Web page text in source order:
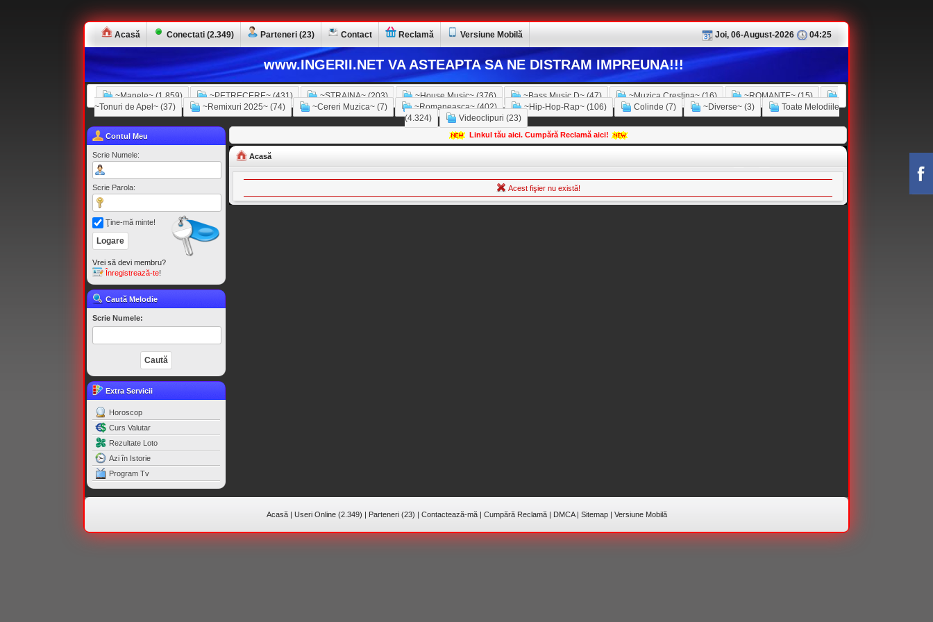
Acasă Conectati (2.349) Parteneri (23) Contact Reclamă Versiune Mobilă Joi, 06-August-2026 04:25
www.INGERII.NET VA ASTEAPTA SA NE DISTRAM IMPREUNA!!!
~Manele~ (1.859) ~PETRECERE~ (431) ~STRAINA~ (203) ~House Music~ (376) ~Bass Music D~ (47) ~Muzica Crestina~ (16)
~ROMANTE~ (15)
~Tonuri de Apel~ (37)
~Remixuri 2025~ (74) ~Cereri Muzica~ (7) ~Romaneasca~ (402) ~Hip-Hop-Rap~ (106) Colinde (7) ~Diverse~ (3)
Toate Melodiile
(4.324)
Videoclipuri (23)
Contul Meu
Scrie Numele:
Scrie Parola:
Ţine-mă minte!
Vrei să devi membru?
Înregistrează-te!
Caută Melodie
Scrie Numele:
Extra Servicii
Horoscop
Curs Valutar
Rezultate Loto
Azi în Istorie
Program Tv
Linkul tău aici. Cumpără Reclamă aici!
Acasă
Acest fişier nu există!
Acasă| Useri Online (2.349) | Parteneri (23) | Contactează-mă| Cumpără Reclamă| DMCA| Sitemap| Versiune Mobilă